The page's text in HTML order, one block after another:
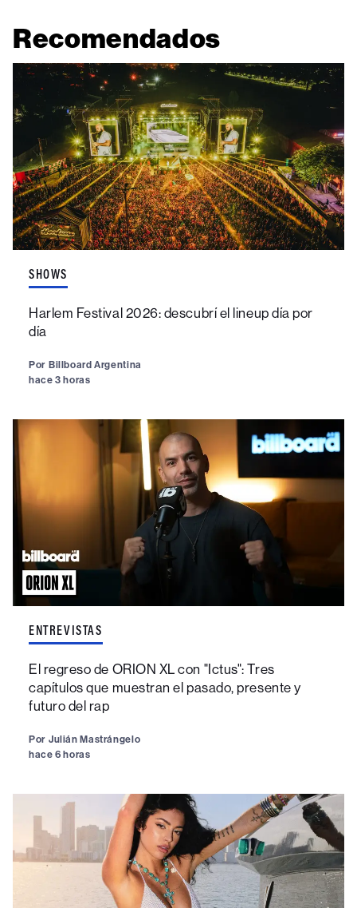
Recomendados
SHOWS
Harlem Festival 2026: descubrí el lineup día por
día
Por Billboard Argentina
hace 3 horas
ENTREVISTAS
El regreso de ORION XL con "Ictus": Tres
capítulos que muestran el pasado, presente y
futuro del rap
Por Julián Mastrángelo
hace 6 horas